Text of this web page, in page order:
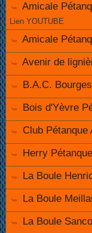
Amicale
Lien YOUTUBE
Amicale
Avenir de
B.A.C. Bourges
Bois d'Yèvre
Club Pétanque
Herry Pétanque
La Boule
La Boule
La Boule